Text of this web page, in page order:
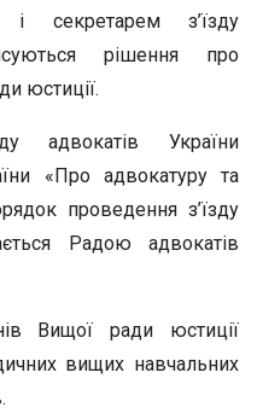
і секретарем з’їзду
рішення про
юстиції.
адвокатів України
«Про адвокатуру та
проведення з’їзду
Радою адвокатів
Вищої ради юстиції
вищих навчальних